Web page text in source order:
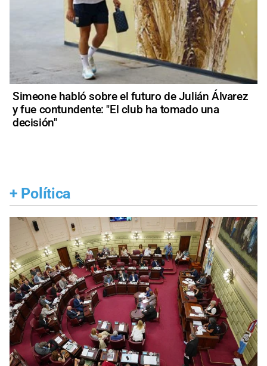
Simeone habló sobre el futuro de Julián Álvarez
y fue contundente: "El club ha tomado una
decisión"
+ Política